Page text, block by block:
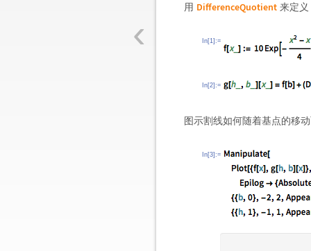
‹
用 DifferenceQuotient 来定义
In[1]:=
In[2]:=
图示割线如何随着基点的移
In[3]:=